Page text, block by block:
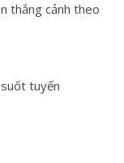
thắng cảnh theo
tuyến